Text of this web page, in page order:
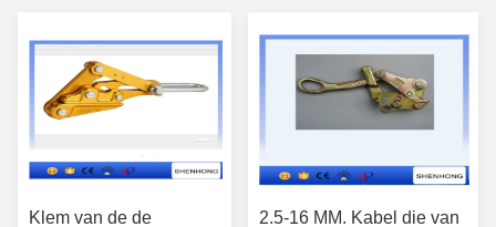
Klem van de de
2.5-16 MM. Kabel die van